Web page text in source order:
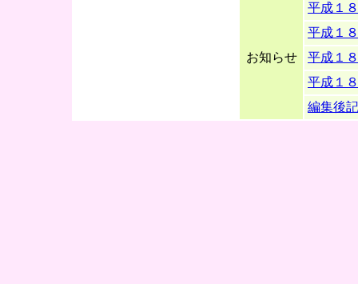
お知らせ
平成１
平成１
平成１
平成１
編集後記